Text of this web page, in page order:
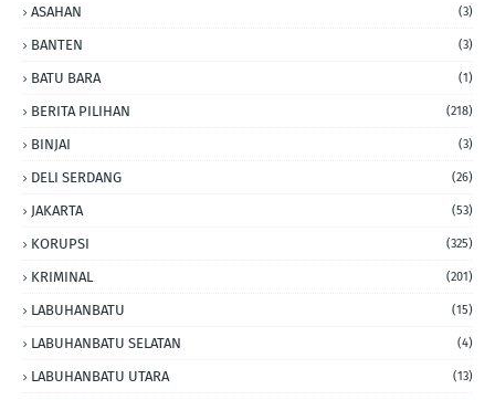
ASAHAN (3)
BANTEN (3)
BATU BARA (1)
BERITA PILIHAN (218)
BINJAI (3)
DELI SERDANG (26)
JAKARTA (53)
KORUPSI (325)
KRIMINAL (201)
LABUHANBATU (15)
LABUHANBATU SELATAN (4)
LABUHANBATU UTARA (13)